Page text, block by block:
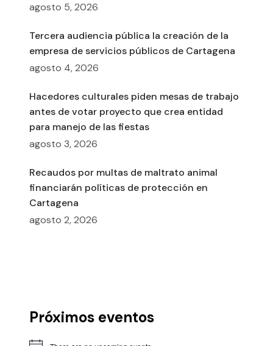
agosto 5, 2026
Tercera audiencia pública la creación de la
empresa de servicios públicos de Cartagena
agosto 4, 2026
Hacedores culturales piden mesas de trabajo
antes de votar proyecto que crea entidad
para manejo de las fiestas
agosto 3, 2026
Recaudos por multas de maltrato animal
financiarán políticas de protección en
Cartagena
agosto 2, 2026
Próximos eventos